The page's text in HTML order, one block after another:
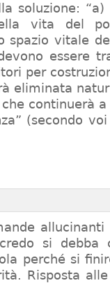
soluzione:
vita del
spazio vitale
essere
per
eliminata
continuerà
(secondo
si debba
perché si
Risposta